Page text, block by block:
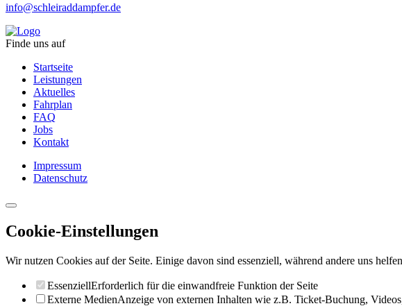
info@schleiraddampfer.de
Finde uns auf
Startseite
Leistungen
Aktuelles
Fahrplan
FAQ
Jobs
Kontakt
Impressum
Datenschutz
Cookie-Einstellungen
Wir nutzen Cookies auf der Seite. Einige davon sind essenziell, während andere uns
EssenziellErforderlich für die einwandfreie Funktion der Seite
Externe MedienAnzeige von externen Inhalten wie z.B. Ticket-Buchung,